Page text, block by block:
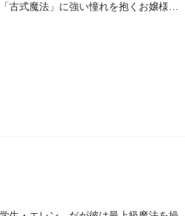
式魔法」に強い憧れを抱くお嬢様・